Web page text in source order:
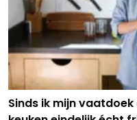
Sinds ik mijn